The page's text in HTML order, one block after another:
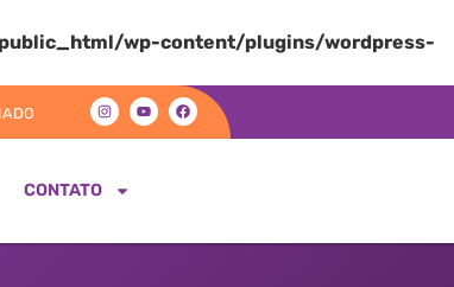
wp-content/plugins/wordpress-
CONTATO